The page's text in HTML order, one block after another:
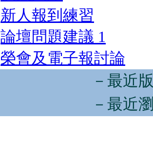
新人報到練習
論壇問題建議 1
榮會及電子報討論
－最近
－最近